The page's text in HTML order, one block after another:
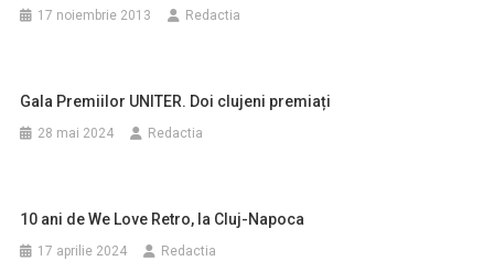
17 noiembrie 2013 Redactia
Gala Premiilor UNITER. Doi clujeni premiați
28 mai 2024 Redactia
10 ani de We Love Retro, la Cluj-Napoca
17 aprilie 2024 Redactia